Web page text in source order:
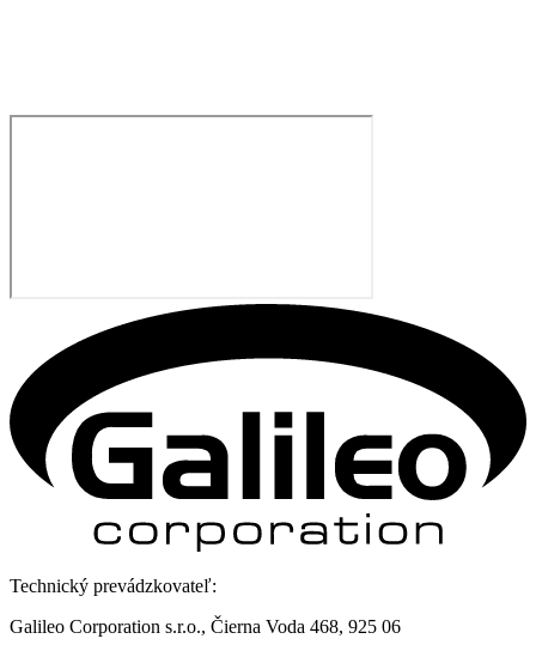
Technický prevádzkovateľ:
Galileo Corporation s.r.o., Čierna Voda 468, 925 06